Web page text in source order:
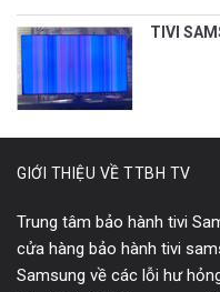
TIVI
GIỚI THIỆU VỀ TTBH TV
Trung tâm bảo hành tivi
cửa hàng bảo hành tivi
Samsung về các lỗi hư